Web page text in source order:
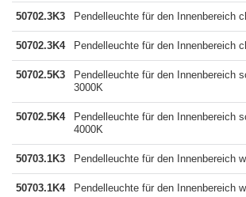
50702.3K3 Pendelleuchte für den Innenbereich
50702.3K4 Pendelleuchte für den Innenbereich
50702.5K3
Pendelleuchte für den Innenbereich
3000K
50702.5K4
Pendelleuchte für den Innenbereich
4000K
50703.1K3 Pendelleuchte für den Innenbereich
50703.1K4 Pendelleuchte für den Innenbereich